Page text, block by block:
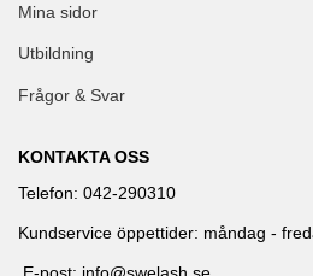
Mina sidor
Utbildning
Frågor & Svar
KONTAKTA OSS
Telefon: 042-290310
Kundservice öppettider: måndag -